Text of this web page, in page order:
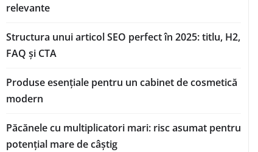
relevante
Structura unui articol SEO perfect în 2025: titlu, H2,
FAQ și CTA
Produse esențiale pentru un cabinet de cosmetică
modern
Păcănele cu multiplicatori mari: risc asumat pentru
potențial mare de câștig